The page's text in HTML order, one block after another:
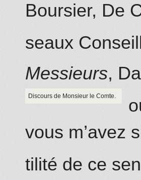
Boursier, De
seaux
Messieurs,
Discours de Monsieur le Comte.
vous m’avez
tilité de ce